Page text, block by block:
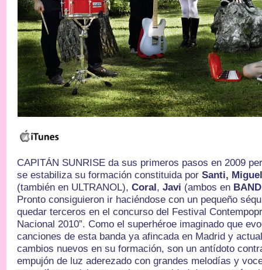
CAPITÁN SUNRISE da sus primeros pasos en 2009
se estabiliza su formación constituida porSanti,
(también en ULTRANOL),Coral, Javi (ambos en
Pronto consiguieron ir haciéndose con un pequeño
quedar terceros en el concurso del Festival
Nacional 2010”. Como el superhéroe imaginado que
canciones de esta banda ya afincada en Madrid y
cambios nuevos en su formación, son un antídoto
empujón de luz aderezado con grandes melodías y